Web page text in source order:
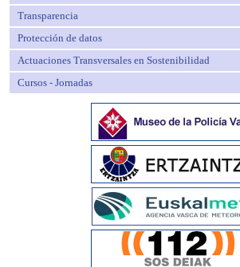
Transparencia
Protección de datos
Actuaciones Transversales en Sostenibilidad
Cursos - Jornadas